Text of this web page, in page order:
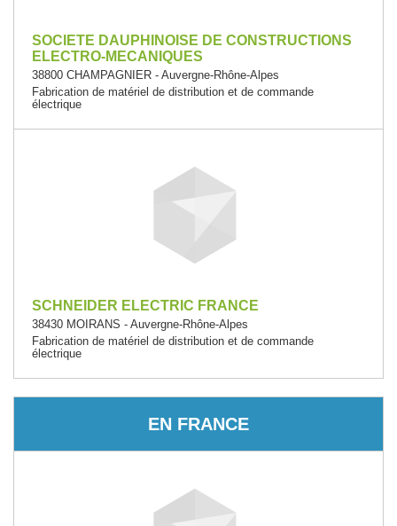
SOCIETE DAUPHINOISE DE CONSTRUCTIONS
ELECTRO-MECANIQUES
38800 CHAMPAGNIER - Auvergne-Rhône-Alpes
Fabrication de matériel de distribution et de commande
électrique
SCHNEIDER ELECTRIC FRANCE
38430 MOIRANS - Auvergne-Rhône-Alpes
Fabrication de matériel de distribution et de commande
électrique
EN FRANCE